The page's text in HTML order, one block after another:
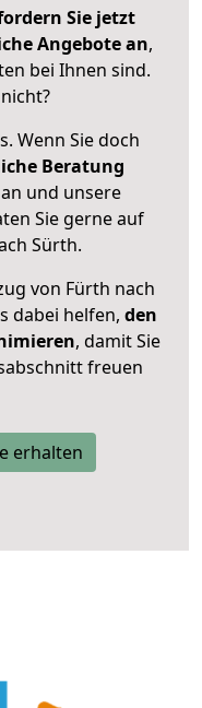
Sie jetzt
Angebote an,
bei Ihnen sind.
Wenn Sie doch
Beratung
und unsere
Sie gerne auf
Sürth.
von Fürth nach
dabei helfen, den
, damit Sie
freuen
erhalten